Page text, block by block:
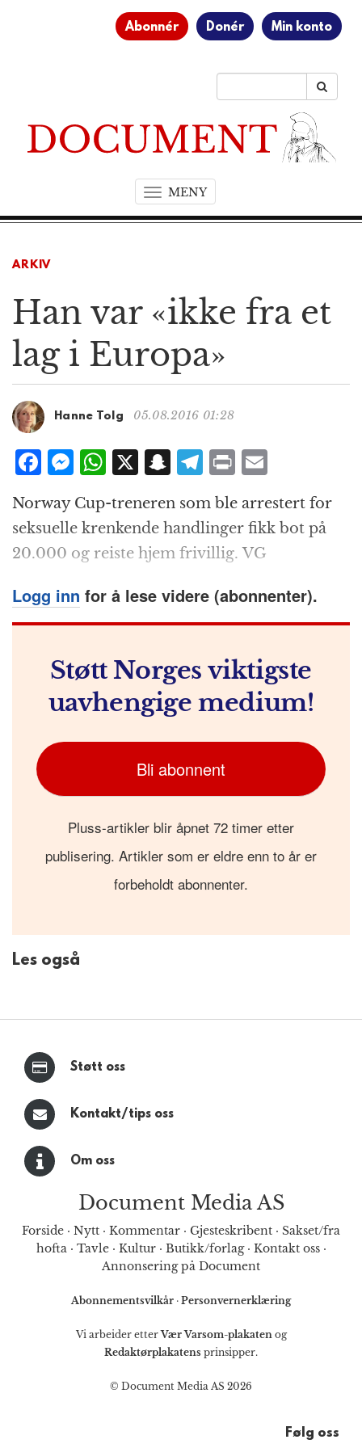
Abonnér Donér Min konto
MENYT
o
n
a
i
t
n
ARKIV
Han var «ikke fra et
lag i Europa»
Hanne Tolg 05.08.2016 01:28
F
c
e
b
o
o
M
ss
e
n
g
e
W
at
s
A
p
p
X S
a
p
c
h
at
T
el
e
g
r
a
m
P
n
t
ai
l
Norway Cup-treneren som ble arrestert for
seksuelle krenkende handlinger fikk bot på
20.000 og reiste hjem frivillig. VG
Logg inn for å lese videre (abonnenter).
Støtt Norges viktigste
uavhengige medium!
Bli abonnent
Pluss-artikler blir åpnet 72 timer etter
publisering. Artikler som er eldre enn to år er
forbeholdt abonnenter.
Les også
Støtt oss
Kontakt/tips oss
Om oss
Document Media AS
Forside · Nytt · Kommentar · Gjesteskribent · Sakset/fra
hofta· Tavle· Kultur· Butikk/forlag· Kontakt oss·
Annonsering på Document
Abonnementsvilkår · Personvernerklæring
Vi arbeider etterVær Varsom-plakatenog
Redaktørplakatens prinsipper.
© Document Media AS 2026
Følg oss